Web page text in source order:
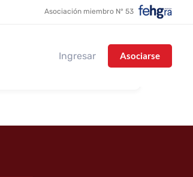
Asociación miembro N° 53
Ingresar Asociarse